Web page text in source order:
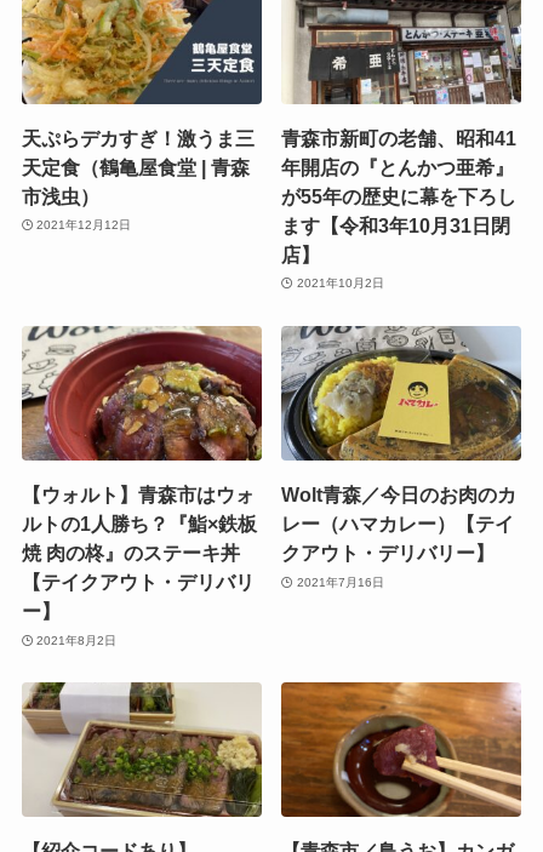
天ぷらデカすぎ！激うま三
天定食（鶴亀屋食堂 | 青森
市浅虫）
2021年12月12日
青森市新町の老舗、昭和41
年開店の『とんかつ亜希』
が55年の歴史に幕を下ろし
ます【令和3年10月31日閉
店】
2021年10月2日
【ウォルト】青森市はウォ
ルトの1人勝ち？『鮨×鉄板
焼 肉の柊』のステーキ丼
【テイクアウト・デリバリ
ー】
2021年8月2日
Wolt青森／今日のお肉のカ
レー（ハマカレー）【テイ
クアウト・デリバリー】
2021年7月16日